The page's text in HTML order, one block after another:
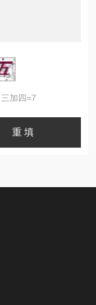
加四=7